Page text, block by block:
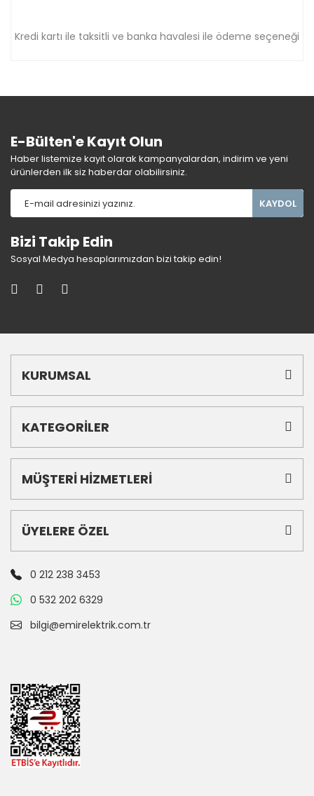
Kredi kartı ile taksitli ve banka havalesi ile ödeme seçeneği
E-Bülten'e Kayıt Olun
Haber listemize kayıt olarak kampanyalardan, indirim ve yeni
ürünlerden ilk siz haberdar olabilirsiniz.
KAYDOL
Bizi Takip Edin
Sosyal Medya hesaplarımızdan bizi takip edin!
KURUMSAL
KATEGORİLER
MÜŞTERİ HİZMETLERİ
ÜYELERE ÖZEL
0 212 238 3453
0 532 202 6329
bilgi@emirelektrik.com.tr